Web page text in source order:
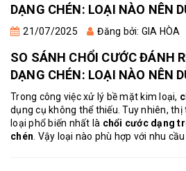
DẠNG CHÉN: LOẠI NÀO NÊN
21/07/2025 Đăng bởi: GIA HÒA
SO SÁNH CHỔI CƯỚC ĐÁNH
DẠNG CHÉN: LOẠI NÀO NÊN
Trong công việc xử lý bề mặt kim loại,
dụng cụ không thể thiếu. Tuy nhiên,
loại phổ biến nhất là chổi cước dạng
chén . Vậy loại nào phù hợp với nhu